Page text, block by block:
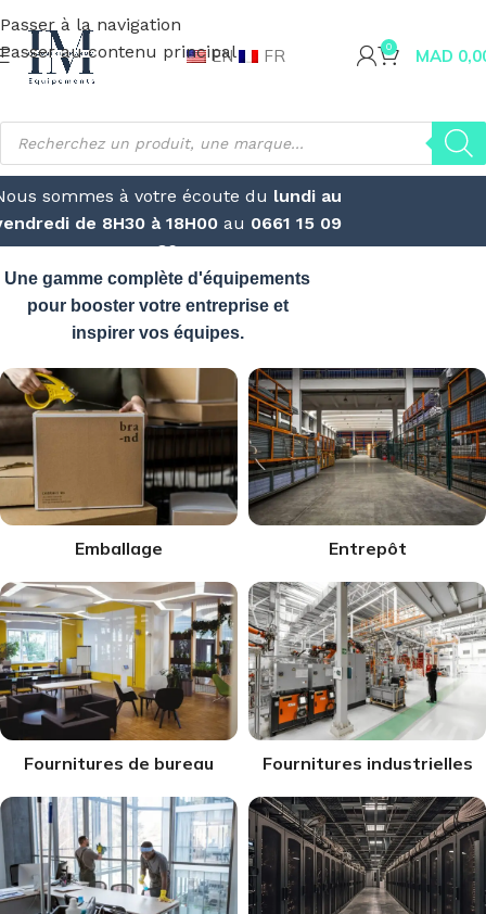
Passer à la navigation
Passer au contenu principal
EN FR 0 MAD
sommes à votre écoute du lundi au
de 8H30 à 18H00 au 0661 15 09
30
Une gamme complète d'équipements
pour booster votre entreprise et
inspirer vos équipes.
Emballage Entrepôt
Fournitures de bureau Fournitures industrielles